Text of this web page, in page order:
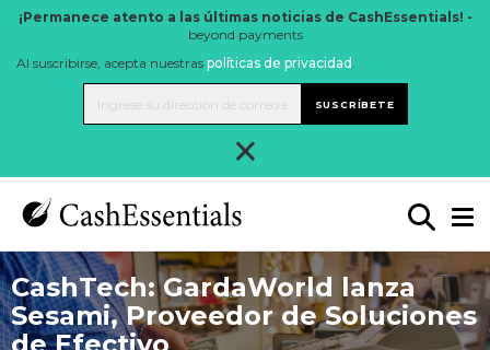
¡Permanece atento a las últimas noticias de CashEssentials! -
beyond payments
Al suscribirse, acepta nuestras políticas de privacidad .
SUSCRÍBETE
×
CashTech: GardaWorld lanza
Sesami, Proveedor de Soluciones